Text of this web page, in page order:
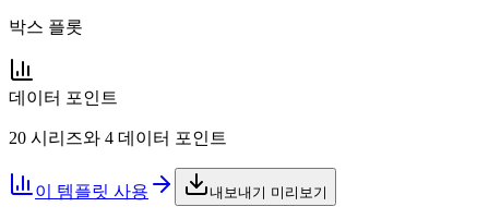
박스 플롯
데이터 포인트
20 시리즈와 4 데이터 포인트
이 템플릿 사용 내보내기 미리보기